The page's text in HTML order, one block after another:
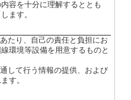
容を十分に理解するととも
ます。
たり、自己の責任と負担にお
環境等設備を用意するものと
して行う情報の提供、および
す。